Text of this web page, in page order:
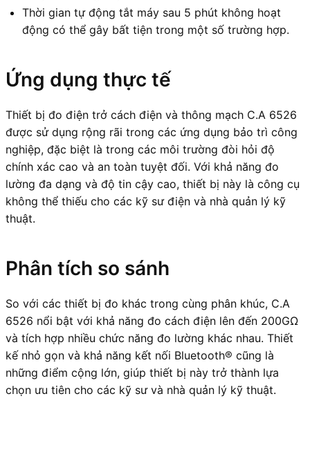
Thời gian tự động tắt máy sau 5 phút không hoạt
động có thể gây bất tiện trong một số trường hợp.
Ứng dụng thực tế
Thiết bị đo điện trở cách điện và thông mạch C.A 6526
được sử dụng rộng rãi trong các ứng dụng bảo trì công
nghiệp, đặc biệt là trong các môi trường đòi hỏi độ
chính xác cao và an toàn tuyệt đối. Với khả năng đo
lường đa dạng và độ tin cậy cao, thiết bị này là công cụ
không thể thiếu cho các kỹ sư điện và nhà quản lý kỹ
thuật.
Phân tích so sánh
So với các thiết bị đo khác trong cùng phân khúc, C.A
6526 nổi bật với khả năng đo cách điện lên đến 200GΩ
và tích hợp nhiều chức năng đo lường khác nhau. Thiết
kế nhỏ gọn và khả năng kết nối Bluetooth® cũng là
những điểm cộng lớn, giúp thiết bị này trở thành lựa
chọn ưu tiên cho các kỹ sư và nhà quản lý kỹ thuật.